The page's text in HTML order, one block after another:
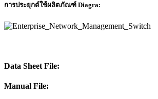
การประยุกต์ใช้ผลิตภัณฑ์ Diagra:
Data Sheet File:
Manual File: